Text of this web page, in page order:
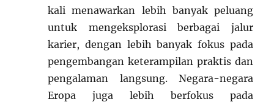
kali menawarkan lebih banyak peluang
untuk mengeksplorasi berbagai jalur
karier, dengan lebih banyak fokus pada
pengembangan keterampilan praktis dan
pengalaman langsung. Negara-negara
Eropa juga lebih berfokus pada